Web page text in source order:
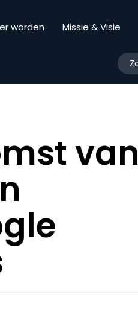
worden Missie & Visie
van